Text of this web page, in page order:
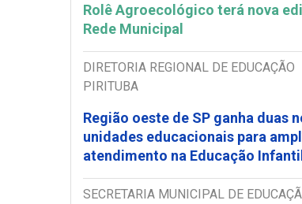
Rolê Agroecológico terá nova
Rede Municipal
DIRETORIA REGIONAL DE EDUCAÇÃO
PIRITUBA
Região oeste de SP ganha duas
unidades educacionais para
atendimento na Educação Infantil
SECRETARIA MUNICIPAL DE